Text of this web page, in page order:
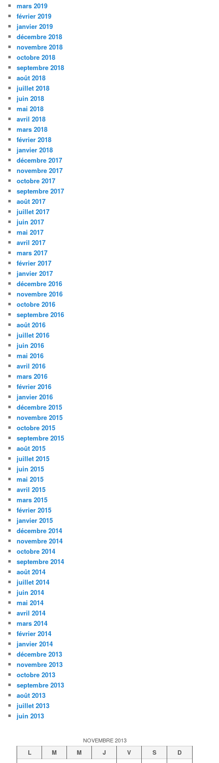
mars 2019
février 2019
janvier 2019
décembre 2018
novembre 2018
octobre 2018
septembre 2018
août 2018
juillet 2018
juin 2018
mai 2018
avril 2018
mars 2018
février 2018
janvier 2018
décembre 2017
novembre 2017
octobre 2017
septembre 2017
août 2017
juillet 2017
juin 2017
mai 2017
avril 2017
mars 2017
février 2017
janvier 2017
décembre 2016
novembre 2016
octobre 2016
septembre 2016
août 2016
juillet 2016
juin 2016
mai 2016
avril 2016
mars 2016
février 2016
janvier 2016
décembre 2015
novembre 2015
octobre 2015
septembre 2015
août 2015
juillet 2015
juin 2015
mai 2015
avril 2015
mars 2015
février 2015
janvier 2015
décembre 2014
novembre 2014
octobre 2014
septembre 2014
août 2014
juillet 2014
juin 2014
mai 2014
avril 2014
mars 2014
février 2014
janvier 2014
décembre 2013
novembre 2013
octobre 2013
septembre 2013
août 2013
juillet 2013
juin 2013
NOVEMBRE 2013
L M M J V S
D